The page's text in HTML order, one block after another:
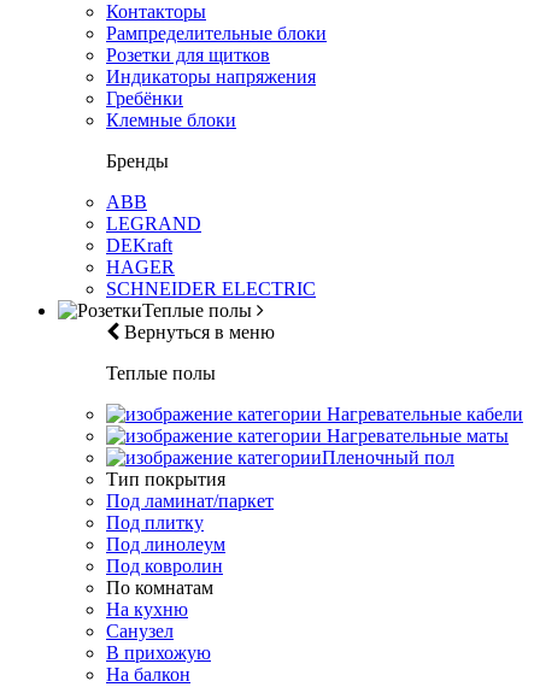
Контакторы
Рампределительные блоки
Розетки для щитков
Индикаторы напряжения
Гребёнки
Клемные блоки
Бренды
ABB
LEGRAND
DEKraft
HAGER
SCHNEIDER ELECTRIC
Теплые полы
Вернуться в меню
Теплые полы
Нагревательные кабели
Нагревательные маты
Пленочный пол
Тип покрытия
Под ламинат/паркет
Под плитку
Под линолеум
Под ковролин
По комнатам
На кухню
Санузел
В прихожую
На балкон